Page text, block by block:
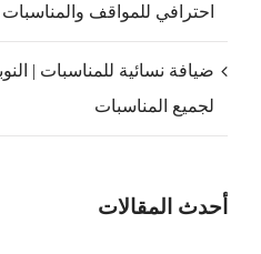
احترافي للمواقف والمناسبات
ضيافة نسائية للمناسبات |
لجميع المناسبات
أحدث المقالات